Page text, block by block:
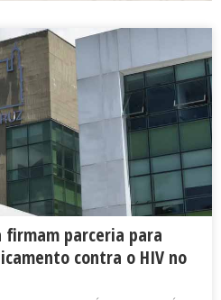
firmam parceria para
contra o HIV no